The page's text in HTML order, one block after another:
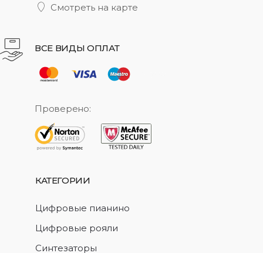
Смотреть на карте
ВСЕ ВИДЫ ОПЛАТ
Проверено:
КАТЕГОРИИ
Цифровые пианино
Цифровые рояли
Синтезаторы